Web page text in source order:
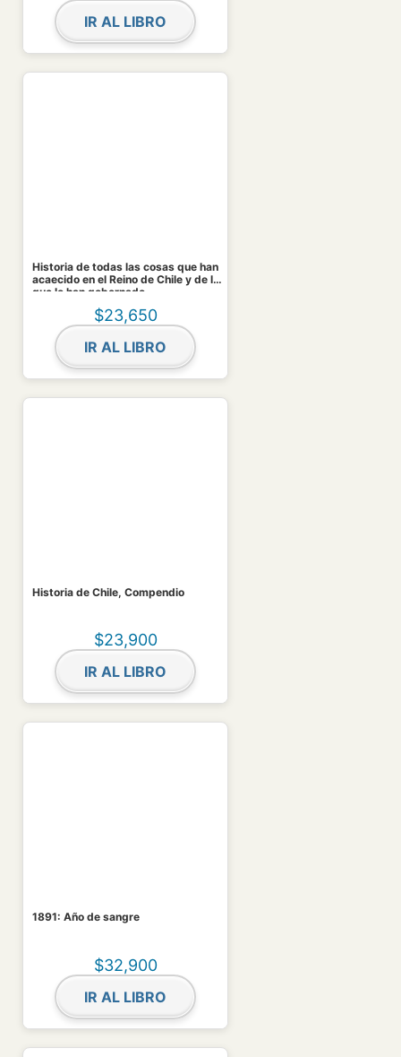
IR AL LIBRO
Historia de todas las cosas que han
acaecido en el Reino de Chile y de los
que lo han gobernado
$23,650
IR AL LIBRO
Historia de Chile, Compendio
$23,900
IR AL LIBRO
1891: Año de sangre
$32,900
IR AL LIBRO